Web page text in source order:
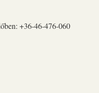
+36-46-476-060